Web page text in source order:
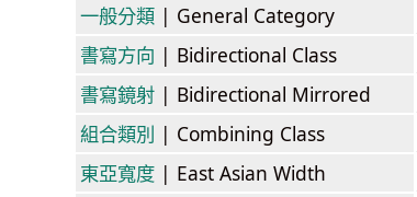
一般分類 | General Category
書寫方向 | Bidirectional Class
書寫鏡射 | Bidirectional Mirrored
組合類別 | Combining Class
東亞寬度 | East Asian Width